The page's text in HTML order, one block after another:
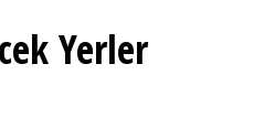
Yerler